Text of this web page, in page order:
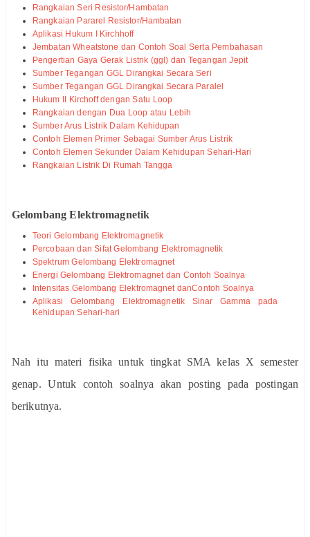
Rangkaian Seri Resistor/Hambatan
Rangkaian Pararel Resistor/Hambatan
Aplikasi Hukum I Kirchhoff
Jembatan Wheatstone dan Contoh Soal Serta Pembahasan
Pengertian Gaya Gerak Listrik (ggl) dan Tegangan Jepit
Sumber Tegangan GGL Dirangkai Secara Seri
Sumber Tegangan GGL Dirangkai Secara Paralel
Hukum II Kirchoff dengan Satu Loop
Rangkaian dengan Dua Loop atau Lebih
Sumber Arus Listrik Dalam Kehidupan
Contoh Elemen Primer Sebagai Sumber Arus Listrik
Contoh Elemen Sekunder Dalam Kehidupan Sehari-Hari
Rangkaian Listrik Di Rumah Tangga
Gelombang Elektromagnetik
Teori Gelombang Elektromagnetik
Percobaan dan Sifat Gelombang Elektromagnetik
Spektrum Gelombang Elektromagnet
Energi Gelombang Elektromagnet dan Contoh Soalnya
Intensitas Gelombang Elektromagnet danContoh Soalnya
Aplikasi Gelombang Elektromagnetik Sinar Gamma pada
Kehidupan Sehari-hari
Nah itu materi fisika untuk tingkat SMA kelas X semester
genap. Untuk contoh soalnya akan posting pada postingan
berikutnya.